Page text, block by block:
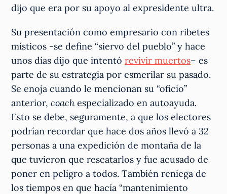
dijo que era por su apoyo al expresidente ultra.
Su presentación como empresario con ribetes
místicos -se define “siervo del pueblo” y hace
unos días dijo que intentórevivir muertos– es
parte de su estrategia por esmerilar su pasado.
Se enoja cuando le mencionan su “oficio”
anterior,coach especializado en autoayuda.
Esto se debe, seguramente, a que los electores
podrían recordar que hace dos años llevó a 32
personas a una expedición de montaña de la
que tuvieron que rescatarlos y fue acusado de
poner en peligro a todos. También reniega de
los tiempos en que hacía “mantenimiento